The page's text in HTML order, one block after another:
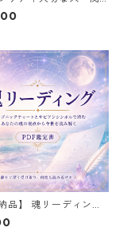
への喪失感に寄り添
セラピー
品】 魂リーディング
ネイタルでは届かな
識領域を読む鑑定書